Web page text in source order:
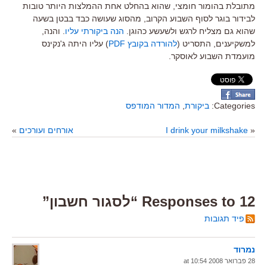
מתובלת בהומור חומצי, שהוא בהחלט אחת ההמלצות היותר טובות
לבידור בוגר לסוף השבוע הקרוב, מהסוג שעושה כבד בבטן בשעה
שהוא גם מצליח לרגש ולשעשע כהוגן. הנה ביקורתי עליו . והנה,
למשקיענים, התסריט (להורדה בקובץ PDF
) עליו היתה ג'נקינס
מועמדת השבוע לאוסקר.
Categories: ביקורת המדור המודפס
«
I drink your milkshake אורחים ועורכים »
12 Responses to “לסגור חשבון”
פיד תגובות
נמרוד
28 פברואר 2008 at 10:54